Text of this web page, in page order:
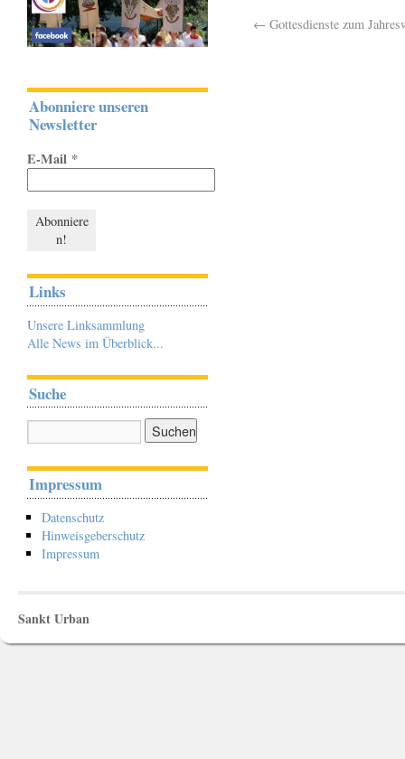
← Gottesdienste zum
Abonniere unseren
Newsletter
E-Mail *
Links
Unsere Linksammlung
Alle News im Überblick...
Suche
Impressum
Datenschutz
Hinweisgeberschutz
Impressum
Sankt Urban